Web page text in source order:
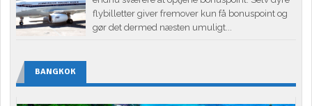
flybilletter giver fremover kun få bonuspoint og
gør det dermed næsten umuligt...
BANGKOK